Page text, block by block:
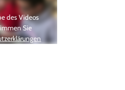
des Videos
Sie